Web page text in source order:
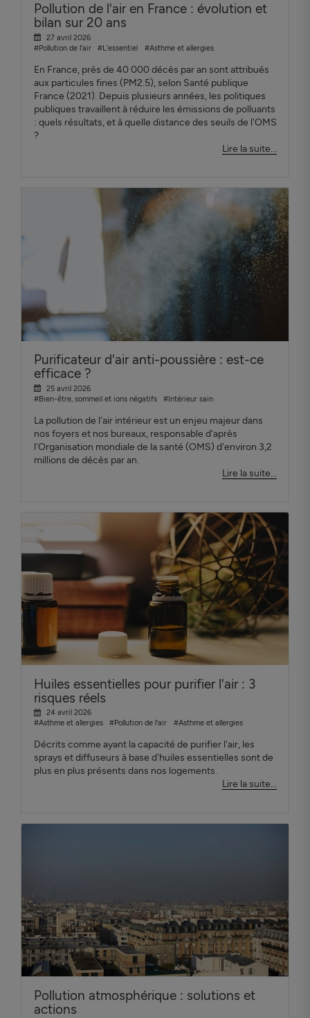
Pollution de l'air en France : évolution et
bilan sur 20 ans
27 avril 2026
#Pollution de l'air
#L'essentiel #Asthme et allergies
En France, près de 40 000 décès par an sont attribués
aux particules fines (PM2.5), selon Santé publique
France (2021). Depuis plusieurs années, les politiques
publiques travaillent à réduire les émissions de polluants
: quels résultats, et à quelle distance des seuils de l'OMS
?
Lire la suite...
Purificateur d'air anti-poussière : est-ce
efficace ?
25 avril 2026
#Bien-être, sommeil et ions négatifs
#Intérieur sain
La pollution de l'air intérieur est un enjeu majeur dans
nos foyers et nos bureaux, responsable d'après
l'Organisation mondiale de la santé (OMS) d'environ 3,2
millions de décès par an.
Lire la suite...
Huiles essentielles pour purifier l'air : 3
risques réels
24 avril 2026
#Asthme et allergies
#Pollution de l'air #Asthme et allergies
Décrits comme ayant la capacité de purifier l'air, les
sprays et diffuseurs à base d'huiles essentielles sont de
plus en plus présents dans nos logements.
Lire la suite...
Pollution atmosphérique : solutions et
actions